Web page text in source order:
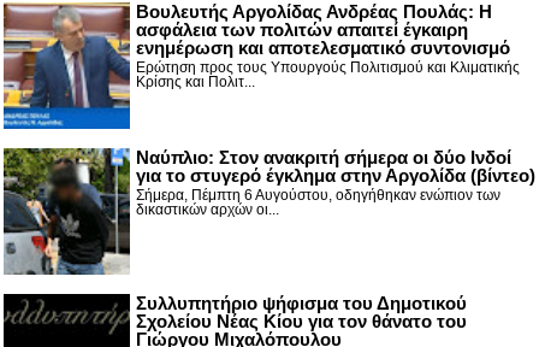
Βουλευτής Αργολίδας Ανδρέας Πουλάς: Η
ασφάλεια των πολιτών απαιτεί έγκαιρη
ενημέρωση και αποτελεσματικό συντονισμό
Ερώτηση προς τους Υπουργούς Πολιτισμού και Κλιματικής
Κρίσης και Πολιτ...
Nαύπλιο: Στον ανακριτή σήμερα οι δύο Ινδοί
για το στυγερό έγκλημα στην Αργολίδα (βίντεο)
Σήμερα, Πέμπτη 6 Αυγούστου, οδηγήθηκαν ενώπιον των
δικαστικών αρχών οι...
Συλλυπητήριο ψήφισμα του Δημοτικού
Σχολείου Νέας Κίου για τον θάνατο του
Γιώργου Μιχαλόπουλου